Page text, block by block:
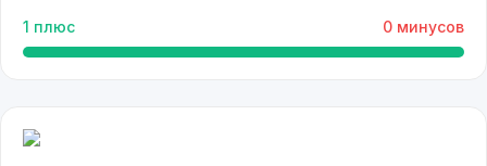
1 плюс 0 минусов